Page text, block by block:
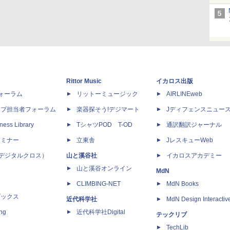
ーラム
担当者フォーラム
Library
ナー
ジタルクロス）
クス
Rittor Music
リットーミュージック
楽器探そう!デジマート
TシャツPOD T-OD
立東舎
山と溪谷社
山と溪谷オンライン
CLIMBING-NET
近代科学社
近代科学社Digital
イカロス出版
AIRLINEweb
Jディフェンスニュー
通訳翻訳ジャーナル
JレスキューWeb
イカロスアカデミー
MdN
MdN Books
MdN Design
テックリブ
TechLib